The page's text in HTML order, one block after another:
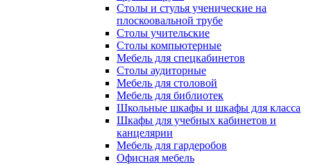
Столы и стулья ученические на
плоскоовальной трубе
Столы учительские
Столы компьютерные
Мебель для спецкабинетов
Столы аудиторные
Мебель для столовой
Мебель для библиотек
Школьные шкафы и шкафы для класса
Шкафы для учебных кабинетов и
канцелярии
Мебель для гардеробов
Офисная мебель